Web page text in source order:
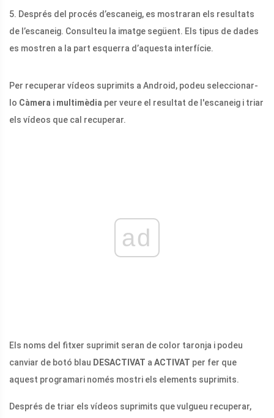
5. Després del procés d’escaneig, es mostraran els resultats
de l’escaneig. Consulteu la imatge següent. Els tipus de dades
es mostren a la part esquerra d’aquesta interfície.
Per recuperar vídeos suprimits a Android, podeu seleccionar-
lo Càmera i multimèdia per veure el resultat de l'escaneig i triar
els vídeos que cal recuperar.
ad
Els noms del fitxer suprimit seran de color taronja i podeu
canviar de botó blau DESACTIVAT a ACTIVAT per fer que
aquest programari només mostri els elements suprimits.
Després de triar els vídeos suprimits que vulgueu recuperar,